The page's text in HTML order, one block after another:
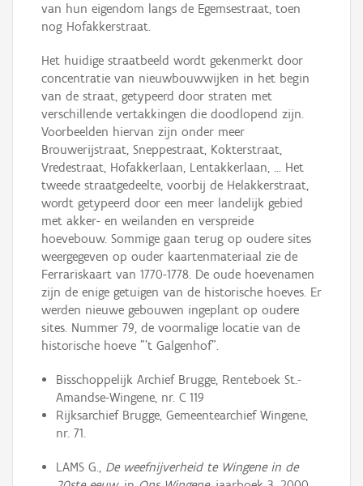
van hun eigendom langs de Egemsestraat, toen
nog Hofakkerstraat.
Het huidige straatbeeld wordt gekenmerkt door
concentratie van nieuwbouwwijken in het begin
van de straat, getypeerd door straten met
verschillende vertakkingen die doodlopend zijn.
Voorbeelden hiervan zijn onder meer
Brouwerijstraat, Sneppestraat, Kokterstraat,
Vredestraat, Hofakkerlaan, Lentakkerlaan, ... Het
tweede straatgedeelte, voorbij de Helakkerstraat,
wordt getypeerd door een meer landelijk gebied
met akker- en weilanden en verspreide
hoevebouw. Sommige gaan terug op oudere sites
weergegeven op ouder kaartenmateriaal zie de
Ferrariskaart van 1770-1778. De oude hoevenamen
zijn de enige getuigen van de historische hoeves. Er
werden nieuwe gebouwen ingeplant op oudere
sites. Nummer 79, de voormalige locatie van de
historische hoeve "'t Galgenhof".
Bisschoppelijk Archief Brugge, Renteboek St.-
Amandse-Wingene, nr. C 119
Rijksarchief Brugge, Gemeentearchief Wingene,
nr. 71.
LAMS G., De weefnijverheid te Wingene in de